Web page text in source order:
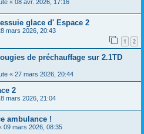
« 08 avr. 2026, 17:16
glace d' Espace 2
mars 2026, 20:43
1 2
de préchauffage sur 2.1TD
« 27 mars 2026, 20:44
2
mars 2026, 21:04
ambulance !
09 mars 2026, 08:35